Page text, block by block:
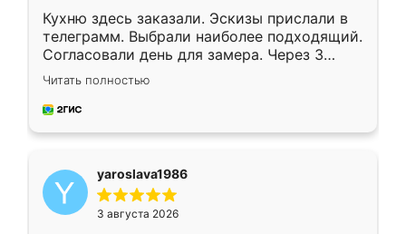
Кухню здесь заказали. Эскизы прислали в
телеграмм. Выбрали наиболее подходящий.
Согласовали день для замера. Через 3
недели кухня была уже готова. Остались
довольны работой. Спасибо Ренессанс
мебель за качественную работу!
Читать полностью
yaroslava1986
3 августа 2026